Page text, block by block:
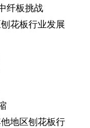
纤板挑战
花板行业发展
地区刨花板行